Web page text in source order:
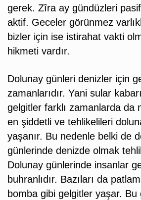
gerek. Zîra ay gündüzleri
aktif. Geceler görünmez
bizler için ise istirahat vakti
hikmeti vardır.
Dolunay günleri denizler için
zamanlarıdır. Yani sular
gelgitler farklı zamanlarda da
en şiddetli ve tehlikelileri
yaşanır. Bu nedenle belki de
günlerinde denizde olmak
Dolunay günlerinde insanlar
buhranlıdır. Bazıları da
bomba gibi gelgitler yaşar. Bu